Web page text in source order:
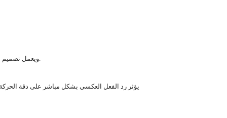
ويعمل تصميم المفتاح أيضًا على تعزيز الاتصال الميكانيكي في دورات البدء والإيقاف عالية التردد، مما يساهم في تحسين الاستقرار التشغيلي على المدى الطويل.